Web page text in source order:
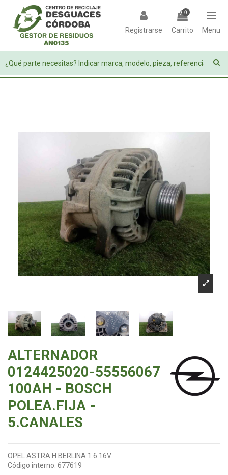
Registrarse
0
Carrito Menu
ALTERNADOR
0124425020-55556067
100AH - BOSCH
POLEA.FIJA -
5.CANALES
OPEL ASTRA H BERLINA 1.6 16V
Código interno: 677619